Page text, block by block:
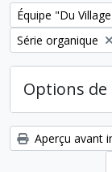
Remove filter:
Équipe "Du
Remove filter:
Série organique
Options de
Aperçu avant